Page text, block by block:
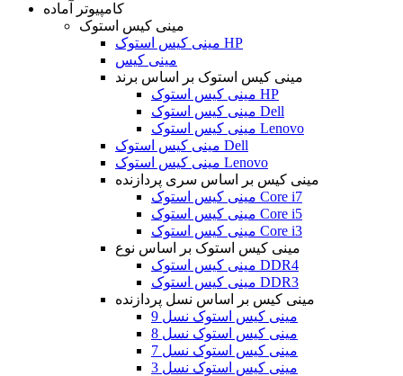
کامپیوتر آماده
مینی کیس استوک
مینی کیس استوک HP
مینی کیس
مینی کیس استوک بر اساس برند
مینی کیس استوک HP
مینی کیس استوک Dell
مینی کیس استوک Lenovo
مینی کیس استوک Dell
مینی کیس استوک Lenovo
مینی کیس بر اساس سری پردازنده
مینی کیس استوک Core i7
مینی کیس استوک Core i5
مینی کیس استوک Core i3
مینی کیس استوک بر اساس نوع
مینی کیس استوک DDR4
مینی کیس استوک DDR3
مینی کیس بر اساس نسل پردازنده
مینی کیس استوک نسل 9
مینی کیس استوک نسل 8
مینی کیس استوک نسل 7
مینی کیس استوک نسل 3